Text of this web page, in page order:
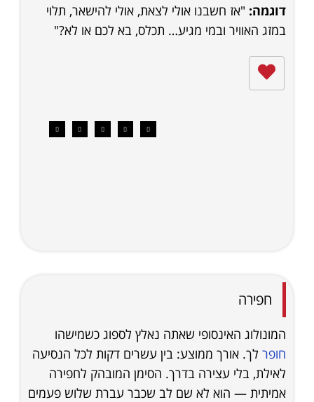
דוגמה: "אז חשבנו אולי לצאת, אולי להישאר, תלוי
במזג האוויר ובמי מגיע… תכלס, בא לכם או לא?"
חפירה
המונולוג האינסופי שאתה נאלץ לספוג כשמישהו
חופר לך. אורך ממוצע: בין עשרים דקות לכל הנסיעה
לאילת, בלי עצירה בדרך. הסימן המובהק לחפירה
אמיתית — הוא לא שם לב שכבר עברת שלוש פעמים